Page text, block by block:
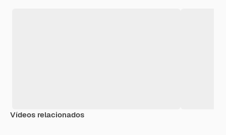
Vídeos relacionados